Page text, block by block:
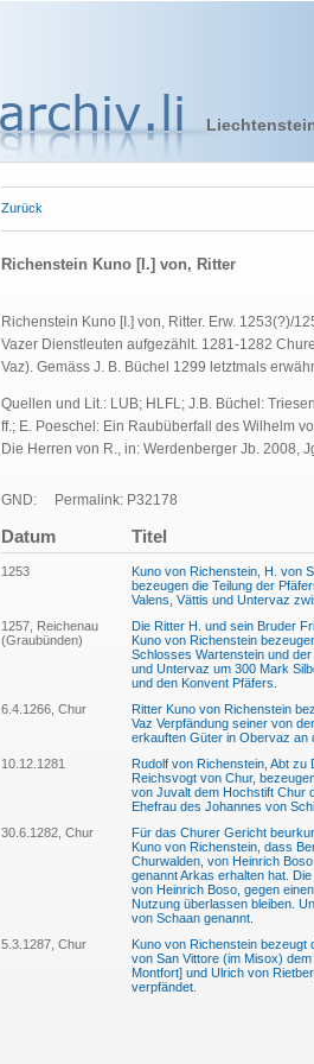
Zurück
Richenstein Kuno [I.] von, Ritter
Richenstein Kuno [I.] von, Ritter. Erw. 1253(?)/
Vazer Dienstleuten aufgezählt. 1281-1282
Vaz). Gemäss J. B. Büchel 1299 letztmals
Quellen und Lit.: LUB; HLFL; J.B. Büchel:
ff.; E. Poeschel: Ein Raubüberfall des Wilhelm
Die Herren von R., in: Werdenberger Jb. 2008,
GND: Permalink: P32178
Datum Titel
1253
Kuno von Richenstein, H. von
bezeugen die Teilung der
Valens, Vättis und Untervaz
1257, Reichenau
(Graubünden)
Die Ritter H. und sein Bruder
Kuno von Richenstein
Schlosses Wartenstein und
und Untervaz um 300 Mark
und den Konvent Pfäfers.
6.4.1266, Chur
Ritter Kuno von Richenstein
Vaz Verpfändung seiner von
erkauften Güter in Obervaz an
10.12.1281
Rudolf von Richenstein, Abt zu
Reichsvogt von Chur,
von Juvalt dem Hochstift Chur
Ehefrau des Johannes von
30.6.1282, Chur
Für das Churer Gericht
Kuno von Richenstein, dass
Churwalden, von Heinrich
genannt Arkas erhalten hat.
von Heinrich Boso, gegen
Nutzung überlassen bleiben.
von Schaan genannt.
5.3.1287, Chur
Kuno von Richenstein bezeugt
von San Vittore (im Misox)
Montfort] und Ulrich von
verpfändet.